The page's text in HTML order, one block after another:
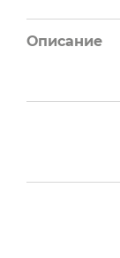
Описание